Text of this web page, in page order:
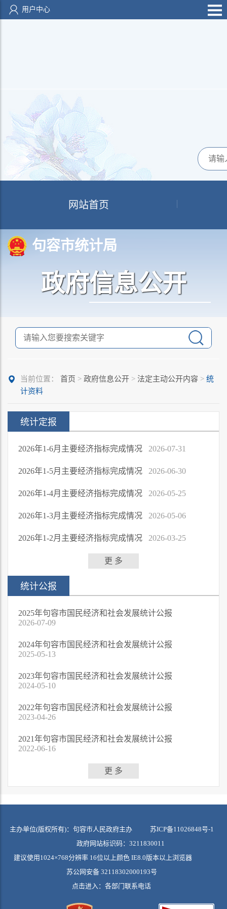
用户中心
网站首页
句容市统计局
政府信息公开
当前位置： 首页 > 政府信息公开 > 法定主动公开内容 > 统
计资料
统计定报
2026年1-6月主要经济指标完成情况 2026-07-31
2026年1-5月主要经济指标完成情况 2026-06-30
2026年1-4月主要经济指标完成情况 2026-05-25
2026年1-3月主要经济指标完成情况 2026-05-06
2026年1-2月主要经济指标完成情况 2026-03-25
更 多
统计公报
2025年句容市国民经济和社会发展统计公报
2026-07-09
2024年句容市国民经济和社会发展统计公报
2025-05-13
2023年句容市国民经济和社会发展统计公报
2024-05-10
2022年句容市国民经济和社会发展统计公报
2023-04-26
2021年句容市国民经济和社会发展统计公报
2022-06-16
更 多
主办单位(版权所有)：句容市人民政府主办 苏ICP备11026848号-1
政府网站标识码：3211830011
建议使用1024×768分辨率 16位以上颜色 IE8.0版本以上浏览器
苏公网安备 32118302000193号
点击进入： 各部门联系电话